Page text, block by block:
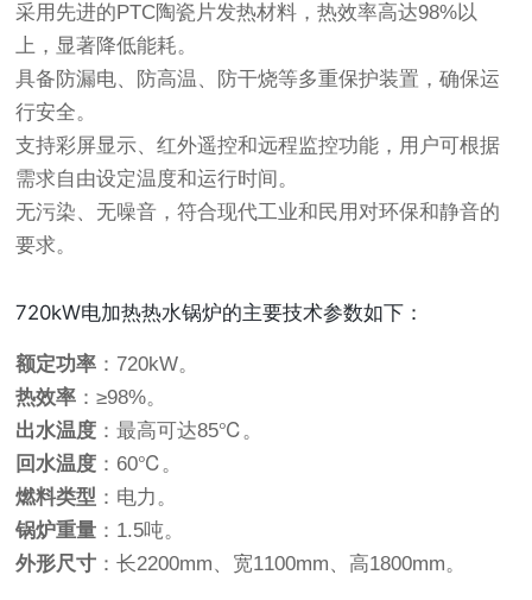
采用先进的PTC陶瓷片发热材料，热效率高达98%以
上，显著降低能耗。
具备防漏电、防高温、防干烧等多重保护装置，确保运
行安全。
支持彩屏显示、红外遥控和远程监控功能，用户可根据
需求自由设定温度和运行时间。
无污染、无噪音，符合现代工业和民用对环保和静音的
要求。
720kW电加热热水锅炉的主要技术参数如下：
额定功率 ：720kW。
热效率 ：≥98%。
出水温度 ：最高可达85℃。
回水温度 ：60℃。
燃料类型 ：电力。
锅炉重量 ：1.5吨。
外形尺寸 ：长2200mm、宽1100mm、高1800mm。